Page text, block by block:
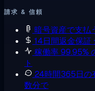
請求 & 信頼
暗号資産で支払
14日間返金保証
稼働率 99.95%
ト
24時間365日の
数分で